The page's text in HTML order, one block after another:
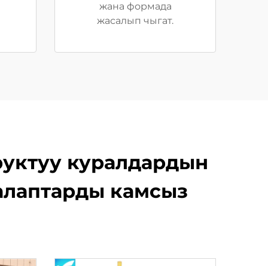
жана формада
жасалып чыгат.
куралдардын
камсыз